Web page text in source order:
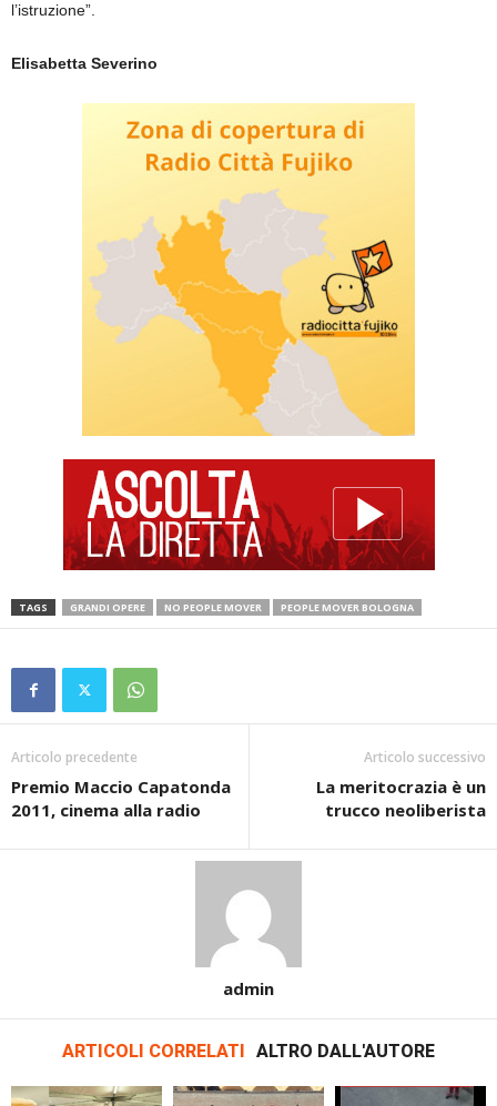
l’istruzione”.
Elisabetta Severino
TAGS GRANDI OPERE NO PEOPLE MOVER PEOPLE MOVER BOLOGNA
Articolo precedente
Premio Maccio Capatonda
2011, cinema alla radio
Articolo successivo
La meritocrazia è un
trucco neoliberista
admin
ARTICOLI CORRELATI ALTRO DALL'AUTORE